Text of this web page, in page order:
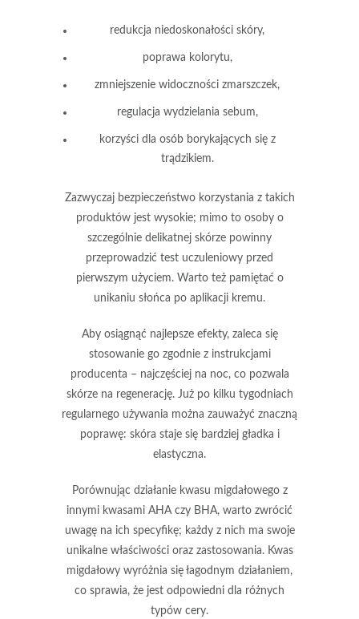
redukcja niedoskonałości skóry,
poprawa kolorytu,
zmniejszenie widoczności zmarszczek,
regulacja wydzielania sebum,
korzyści dla osób borykających się z
trądzikiem.
Zazwyczaj bezpieczeństwo korzystania z takich
produktów jest wysokie; mimo to osoby o
szczególnie delikatnej skórze powinny
przeprowadzić test uczuleniowy przed
pierwszym użyciem. Warto też pamiętać o
unikaniu słońca po aplikacji kremu.
Aby osiągnąć najlepsze efekty, zaleca się
stosowanie go zgodnie z instrukcjami
producenta – najczęściej na noc, co pozwala
skórze na regenerację. Już po kilku tygodniach
regularnego używania można zauważyć znaczną
poprawę: skóra staje się bardziej gładka i
elastyczna.
Porównując działanie kwasu migdałowegoz
innymi kwasami AHA czy BHA, warto zwrócić
uwagę na ich specyfikę; każdy z nich ma swoje
unikalne właściwości oraz zastosowania. Kwas
migdałowy wyróżnia się łagodnym działaniem,
co sprawia, że jest odpowiedni dla różnych
typów cery.